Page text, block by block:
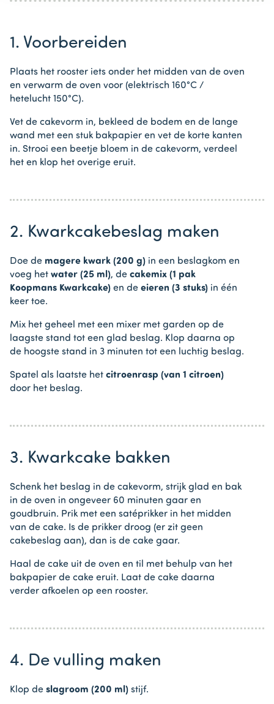
1. Voorbereiden
Plaats het rooster iets onder het midden van de oven
en verwarm de oven voor (elektrisch 160°C /
hetelucht 150°C).
Vet de cakevorm in, bekleed de bodem en de lange
wand met een stuk bakpapier en vet de korte kanten
in. Strooi een beetje bloem in de cakevorm, verdeel
het en klop het overige eruit.
2. Kwarkcakebeslag maken
Doe de magere kwark (200 g) in een beslagkom en
voeg het water (25 ml), de cakemix (1 pak
Koopmans Kwarkcake) en de eieren (3 stuks) in één
keer toe.
Mix het geheel met een mixer met garden op de
laagste stand tot een glad beslag. Klop daarna op
de hoogste stand in 3 minuten tot een luchtig beslag.
Spatel als laatste het citroenrasp (van 1 citroen)
door het beslag.
3. Kwarkcake bakken
Schenk het beslag in de cakevorm, strijk glad en bak
in de oven in ongeveer 60 minuten gaar en
goudbruin. Prik met een satéprikker in het midden
van de cake. Is de prikker droog (er zit geen
cakebeslag aan), dan is de cake gaar.
Haal de cake uit de oven en til met behulp van het
bakpapier de cake eruit. Laat de cake daarna
verder afkoelen op een rooster.
4. De vulling maken
Klop de slagroom (200 ml) stijf.